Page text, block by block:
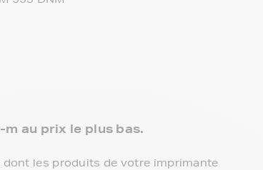
au prix le plus bas.
dont les produits de votre imprimante